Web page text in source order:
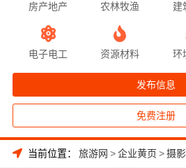
房产地产 农林牧渔 建
电子电工 资源材料 环
发布信息
免费注册
当前位置： 旅游网 >企业黄页 >摄影